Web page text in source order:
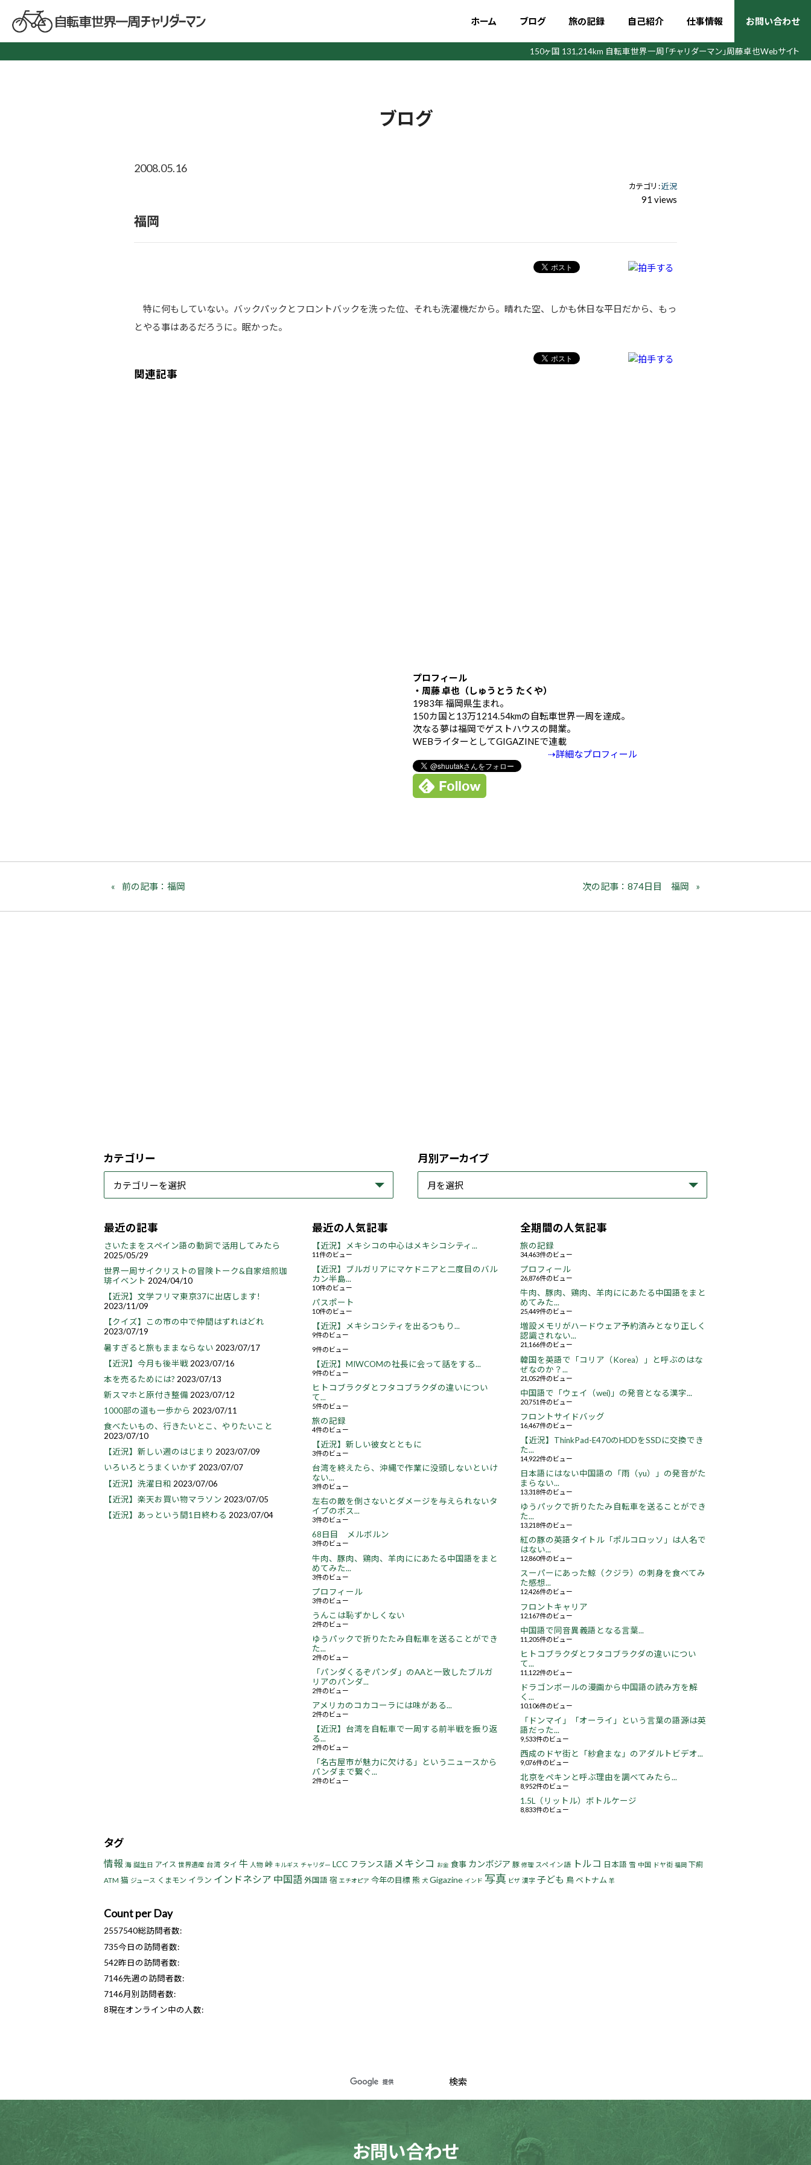
ホーム ブログ 旅の記録 自己紹介 仕事情報 お問い合わせ
150ヶ国 131,214km 自転車世界一周 「チャリダーマン」周藤卓也Webサイト
ブログ
2008.05.16
カテゴリ :近況
91 views
福岡
特に何もしていない。バックパックとフロントバックを洗った位、それも洗濯機だから。晴れた空、しかも休日な平日だから、もっ
とやる事はあるだろうに。眠かった。
関連記事
プロフィール
・周藤 卓也（しゅうとう たくや）
1983年 福岡県生まれ。
150カ国と13万1214.54kmの自転車世界一周を達成。
次なる夢は福岡でゲストハウスの開業。
WEBライターとしてGIGAZINEで連載
⇢詳細なプロフィール
前の記事：福岡 次の記事：874日目 福岡
カテゴリー 月別アーカイブ
最近の記事
さいたまをスペイン語の動詞で活用してみたら
2025/05/29
世界一周サイクリストの冒険トーク&自家焙煎珈
琲イベント 2024/04/10
【近況】文学フリマ東京37に出店します!
2023/11/09
【クイズ】この市の中で仲間はずれはどれ
2023/07/19
暑すぎると旅もままならない 2023/07/17
【近況】今月も後半戦 2023/07/16
本を売るためには? 2023/07/13
新スマホと原付き整備 2023/07/12
1000部の道も一歩から 2023/07/11
食べたいもの、行きたいとこ、やりたいこと
2023/07/10
【近況】新しい週のはじまり 2023/07/09
いろいろとうまくいかず 2023/07/07
【近況】洗濯日和 2023/07/06
【近況】楽天お買い物マラソン 2023/07/05
【近況】あっという間1日終わる 2023/07/04
最近の人気記事
【近況】メキシコの中心はメキシコシティ...
11件のビュー
【近況】ブルガリアにマケドニアと二度目のバル
カン半島...
10件のビュー
パスポート
10件のビュー
【近況】メキシコシティを出るつもり...
9件のビュー
9件のビュー
【近況】MIWCOMの社長に会って話をする...
9件のビュー
ヒトコブラクダとフタコブラクダの違いについ
て...
5件のビュー
旅の記録
4件のビュー
【近況】新しい彼女とともに
3件のビュー
台湾を終えたら、沖縄で作業に没頭しないといけ
ない...
3件のビュー
左右の敵を倒さないとダメージを与えられないタ
イプのボス...
3件のビュー
68日目 メルボルン
3件のビュー
牛肉、豚肉、鶏肉、羊肉ににあたる中国語をまと
めてみた...
3件のビュー
プロフィール
3件のビュー
うんこは恥ずかしくない
2件のビュー
ゆうパックで折りたたみ自転車を送ることができ
た...
2件のビュー
「パンダくるぞパンダ」のAAと一致したブルガ
リアのパンダ...
2件のビュー
アメリカのコカコーラには味がある...
2件のビュー
【近況】台湾を自転車で一周する前半戦を振り返
る...
2件のビュー
「名古屋市が魅力に欠ける」というニュースから
パンダまで繋ぐ...
2件のビュー
全期間の人気記事
旅の記録
34,463件のビュー
プロフィール
26,876件のビュー
牛肉、豚肉、鶏肉、羊肉ににあたる中国語をまと
めてみた...
25,449件のビュー
増設メモリがハードウェア予約済みとなり正しく
認識されない...
21,166件のビュー
韓国を英語で「コリア（Korea）」と呼ぶのはな
ぜなのか？...
21,052件のビュー
中国語で「ウェイ（wei)」の発音となる漢字...
20,751件のビュー
フロントサイドバッグ
16,467件のビュー
【近況】ThinkPad-E470のHDDをSSDに交換でき
た...
14,922件のビュー
日本語にはない中国語の「雨（yu）」の発音がた
まらない...
13,318件のビュー
ゆうパックで折りたたみ自転車を送ることができ
た...
13,218件のビュー
紅の豚の英語タイトル「ポルコロッソ」は人名で
はない...
12,860件のビュー
スーパーにあった鯨（クジラ）の刺身を食べてみ
た感想...
12,426件のビュー
フロントキャリア
12,167件のビュー
中国語で同音異義語となる言葉...
11,205件のビュー
ヒトコブラクダとフタコブラクダの違いについ
て...
11,122件のビュー
ドラゴンボールの漫画から中国語の読み方を解
く...
10,106件のビュー
「ドンマイ」「オーライ」という言葉の語源は英
語だった...
9,533件のビュー
西成のドヤ街と「紗倉まな」のアダルトビデオ...
9,076件のビュー
北京をペキンと呼ぶ理由を調べてみたら...
8,952件のビュー
1.5L（リットル）ボトルケージ
8,833件のビュー
タグ
情報 海 誕生日 アイス 世界遺産 台湾 タイ 牛 人物 峠 キルギス チャリダー LCC フランス語 メキシコ お金 食事 カンボジア 豚 修理 スペイン語 トルコ 日本語 雪 中国 ドヤ街 福岡 下痢
ATM 猫 ジュース くまモン イラン インドネシア 中国語 外国語 宿 エチオピア 今年の目標熊 犬 Gigazine インド 写真 ビザ 漢字 子ども 鳥 ベトナム 羊
Count per Day
2557540総訪問者数:
735今日の訪問者数:
542昨日の訪問者数:
7146先週の訪問者数:
7146月別訪問者数:
8現在オンライン中の人数:
お問い合わせ